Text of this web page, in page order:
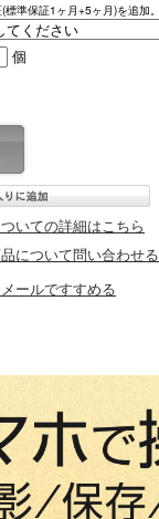
標準保証1ヶ月+5ヶ月)を追加。
個
いての詳細はこちら
について問い合わせる
ールですすめる